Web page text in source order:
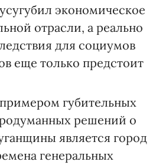
экономическое
отрасли, а реально
для социумов
еще только предстоит
губительных
решений о
является город
генеральных